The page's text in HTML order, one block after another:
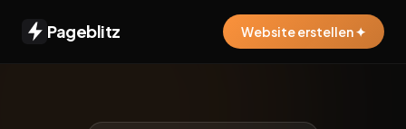
Pageblitz Website erstellen ✦